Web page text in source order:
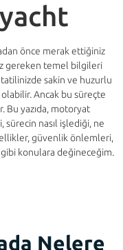
önce merak ettiğiniz
gereken temel bilgileri
sakin ve huzurlu
Ancak bu süreçte
Bu yazıda, motoryat
nasıl işlediği, ne
güvenlik önlemleri,
konulara değineceğim.
Nelere